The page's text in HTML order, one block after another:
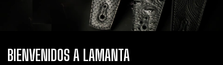
BIENVENIDOS A LAMANTA